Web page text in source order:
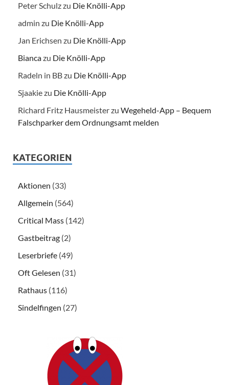
Peter Schulzzu Die Knölli-App
admin zu Die Knölli-App
Jan Erichsen zu Die Knölli-App
Biancazu Die Knölli-App
Radeln in BBzu Die Knölli-App
Sjaakiezu Die Knölli-App
Richard Fritz Hausmeisterzu Wegeheld-App – Bequem
Falschparker dem Ordnungsamt melden
KATEGORIEN
Aktionen (33)
Allgemein (564)
Critical Mass (142)
Gastbeitrag (2)
Leserbriefe (49)
Oft Gelesen (31)
Rathaus (116)
Sindelfingen (27)